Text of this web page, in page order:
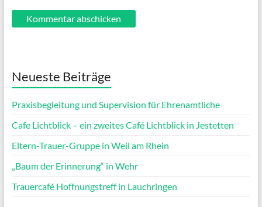
Neueste Beiträge
Praxisbegleitung und Supervision für Ehrenamtliche
Cafe Lichtblick – ein zweites Café Lichtblick in Jestetten
Eltern-Trauer-Gruppe in Weil am Rhein
„Baum der Erinnerung“ in Wehr
Trauercafé Hoffnungstreff in Lauchringen